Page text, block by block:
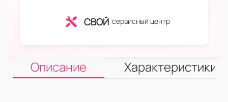
СВОЙ сервисный центр
Описание Характеристики